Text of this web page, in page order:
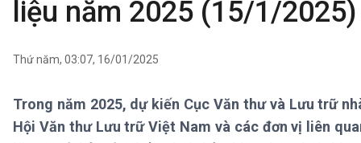
Bản tin
Xã hội
Tin Đời sống & Xã hội
Khoa học & Công nghệ
Tin Khoa học & Công nghệ
liệu năm 2025 (15/1/2025)
Thứ năm, 03:07, 16/01/2025
Trong năm 2025, dự kiến Cục Văn thư và Lưu trữ
Hội Văn thư Lưu trữ Việt Nam và các đơn vị liên